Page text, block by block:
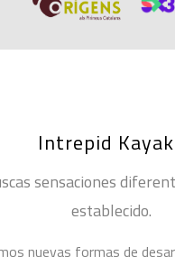
Intrepid
sensaciones
establecido.
nuevas formas de